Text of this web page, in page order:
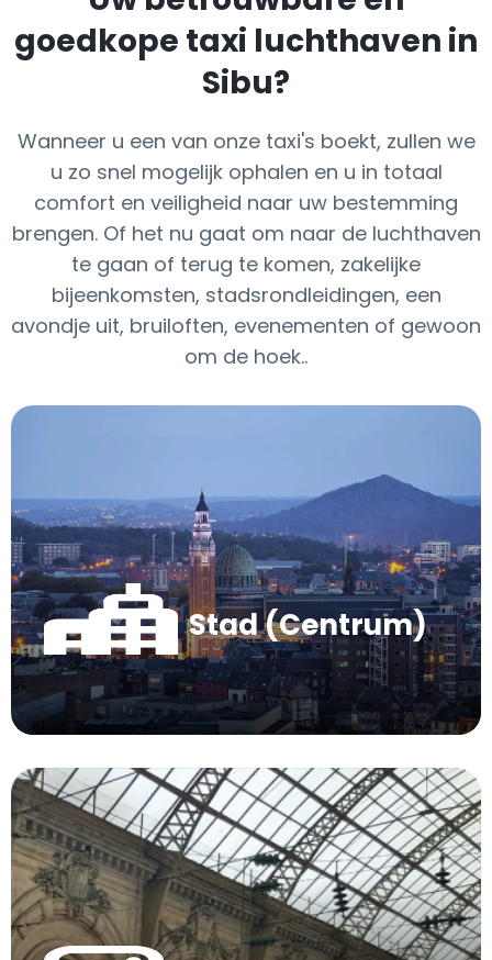
goedkope taxi luchthaven in
Sibu?
Wanneer u een van onze taxi's boekt, zullen we
u zo snel mogelijk ophalen en u in totaal
comfort en veiligheid naar uw bestemming
brengen. Of het nu gaat om naar de luchthaven
te gaan of terug te komen, zakelijke
bijeenkomsten, stadsrondleidingen, een
avondje uit, bruiloften, evenementen of gewoon
om de hoek..
Stad (Centrum)